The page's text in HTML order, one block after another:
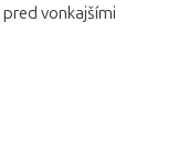
vonkajšími